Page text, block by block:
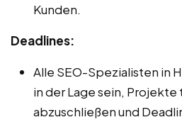
Kunden.
Deadlines:
Alle SEO-Spezialisten in
in der Lage sein,
abzuschließen und